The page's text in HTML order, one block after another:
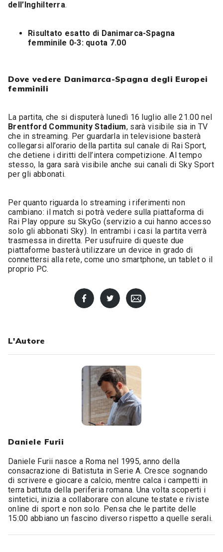
dell’Inghilterra.
Risultato esatto di Danimarca-Spagna
femminile 0-3: quota 7.00
Dove vedere Danimarca-Spagna degli Europei
femminili
La partita, che si disputerà lunedì 16 luglio alle 21.00 nel
Brentford Community Stadium, sarà visibile sia in TV
che in streaming. Per guardarla in televisione basterà
collegarsi all’orario della partita sul canale di Rai Sport,
che detiene i diritti dell’intera competizione. Al tempo
stesso, la gara sarà visibile anche sui canali di Sky Sport
per gli abbonati.
Per quanto riguarda lo streaming i riferimenti non
cambiano: il match si potrà vedere sulla piattaforma di
Rai Play oppure su SkyGo (servizio a cui hanno accesso
solo gli abbonati Sky). In entrambi i casi la partita verrà
trasmessa in diretta. Per usufruire di queste due
piattaforme basterà utilizzare un device in grado di
connettersi alla rete, come uno smartphone, un tablet o il
proprio PC.
L'Autore
Daniele Furii
Daniele Furii nasce a Roma nel 1995, anno della
consacrazione di Batistuta in Serie A. Cresce sognando
di scrivere e giocare a calcio, mentre calca i campetti in
terra battuta della periferia romana. Una volta scoperti i
sintetici, inizia a collaborare con alcune testate e riviste
online di sport e non solo. Pensa che le partite delle
15:00 abbiano un fascino diverso rispetto a quelle serali.